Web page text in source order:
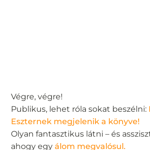
Végre, végre!
Publikus, lehet róla sokat beszélni:
Eszternek megjelenik a könyve!
Olyan fantasztikus látni – és
ahogy egyálom megvalósul.